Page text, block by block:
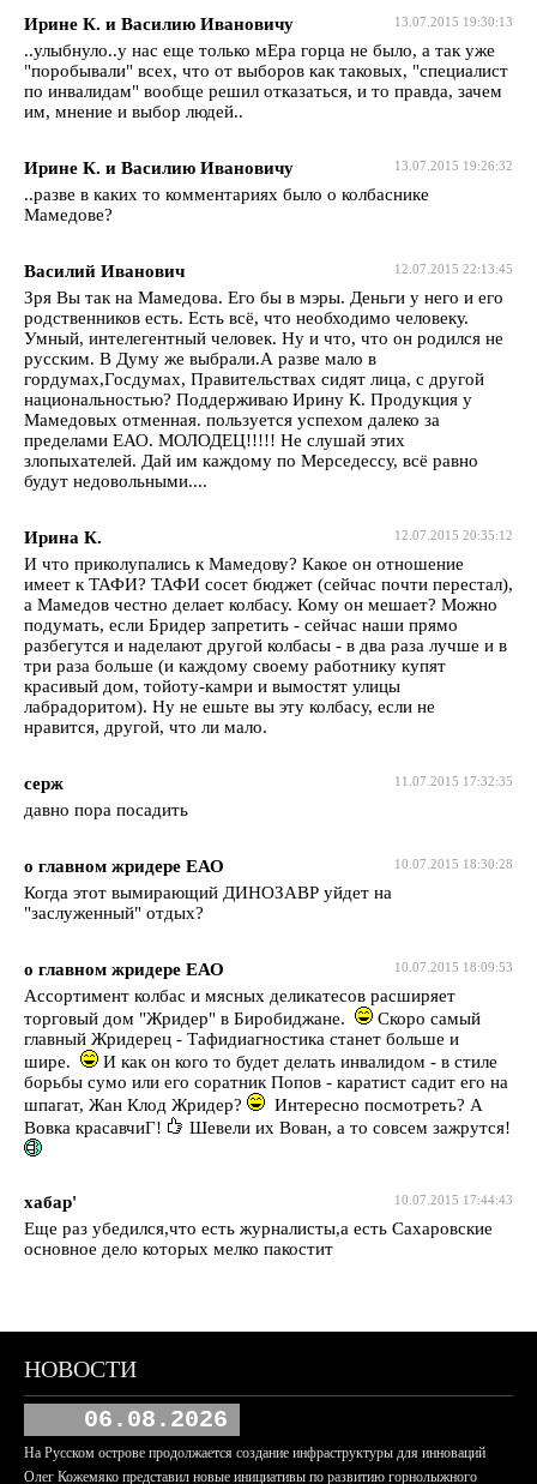
13.07.2015 19:30:13
Ирине К. и Василию Ивановичу
..улыбнуло..у нас еще только мЕра горца не было, а так уже
"поробывали" всех, что от выборов как таковых, "специалист
по инвалидам" вообще решил отказаться, и то правда, зачем
им, мнение и выбор людей..
13.07.2015 19:26:32
Ирине К. и Василию Ивановичу
..разве в каких то комментариях было о колбаснике
Мамедове?
12.07.2015 22:13:45
Василий Иванович
Зря Вы так на Мамедова. Его бы в мэры. Деньги у него и его
родственников есть. Есть всё, что необходимо человеку.
Умный, интелегентный человек. Ну и что, что он родился не
русским. В Думу же выбрали.А разве мало в
гордумах,Госдумах, Правительствах сидят лица, с другой
национальностью? Поддерживаю Ирину К. Продукция у
Мамедовых отменная. пользуется успехом далеко за
пределами ЕАО. МОЛОДЕЦ!!!!! Не слушай этих
злопыхателей. Дай им каждому по Мерседессу, всё равно
будут недовольными....
12.07.2015 20:35:12
Ирина К.
И что приколупались к Мамедову? Какое он отношение
имеет к ТАФИ? ТАФИ сосет бюджет (сейчас почти перестал),
а Мамедов честно делает колбасу. Кому он мешает? Можно
подумать, если Бридер запретить - сейчас наши прямо
разбегутся и наделают другой колбасы - в два раза лучше и в
три раза больше (и каждому своему работнику купят
красивый дом, тойоту-камри и вымостят улицы
лабрадоритом). Ну не ешьте вы эту колбасу, если не
нравится, другой, что ли мало.
11.07.2015 17:32:35
серж
давно пора посадить
10.07.2015 18:30:28
о главном жридере ЕАО
Когда этот вымирающий ДИНОЗАВР уйдет на
"заслуженный" отдых?
10.07.2015 18:09:53
о главном жридере ЕАО
Ассортимент колбас и мясных деликатесов расширяет
торговый дом "Жридер" в Биробиджане.
Скоро самый
главный Жридерец - Тафидиагностика станет больше и
шире.
И как он кого то будет делать инвалидом - в стиле
борьбы сумо или его соратник Попов - каратист садит его на
шпагат, Жан Клод Жридер?
Интересно посмотреть? А
Вовка красавчиГ!
Шевели их Вован, а то совсем зажрутся!
10.07.2015 17:44:43
хабар'
Еще раз убедился,что есть журналисты,а есть Сахаровские
основное дело которых мелко пакостит
НОВОСТИ
06.08.2026
На Русском острове продолжается создание инфраструктуры для инноваций
Олег Кожемяко представил новые инициативы по развитию горнолыжного